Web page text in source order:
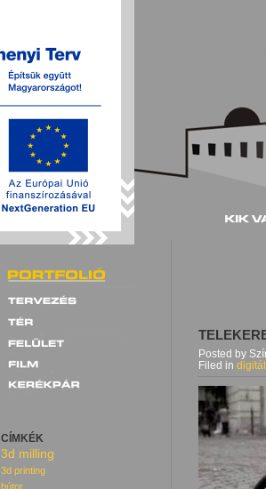
Posted by
Filed in
CÍMKÉK
3d milling
3d printing
bútor